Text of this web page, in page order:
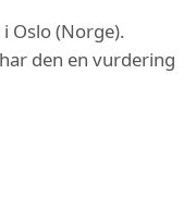
Oslo (Norge).
den en vurdering